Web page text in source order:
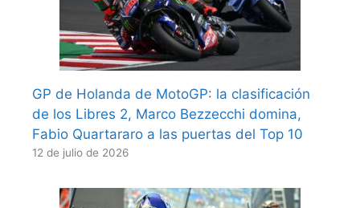
GP de Holanda de MotoGP: la clasificación
de los Libres 2, Marco Bezzecchi domina,
Fabio Quartararo a las puertas del Top 10
12 de julio de 2026